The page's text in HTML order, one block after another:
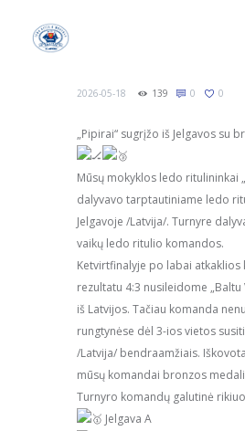
2026-05-18 139 0 0
„Pipirai“ sugrįžo iš Jelgavos su
Mūsų mokyklos ledo ritulininkai
dalyvavo tarptautiniame ledo
Jelgavoje /Latvija/. Turnyre
vaikų ledo ritulio komandos.
Ketvirtfinalyje po labai atkaklios
rezultatu 4:3 nusileidome „Baltu
iš Latvijos. Tačiau komanda
rungtynėse dėl 3-ios vietos
/Latvija/ bendraamžiais.
mūsų komandai bronzos
Turnyro komandų galutinė
Jelgava A